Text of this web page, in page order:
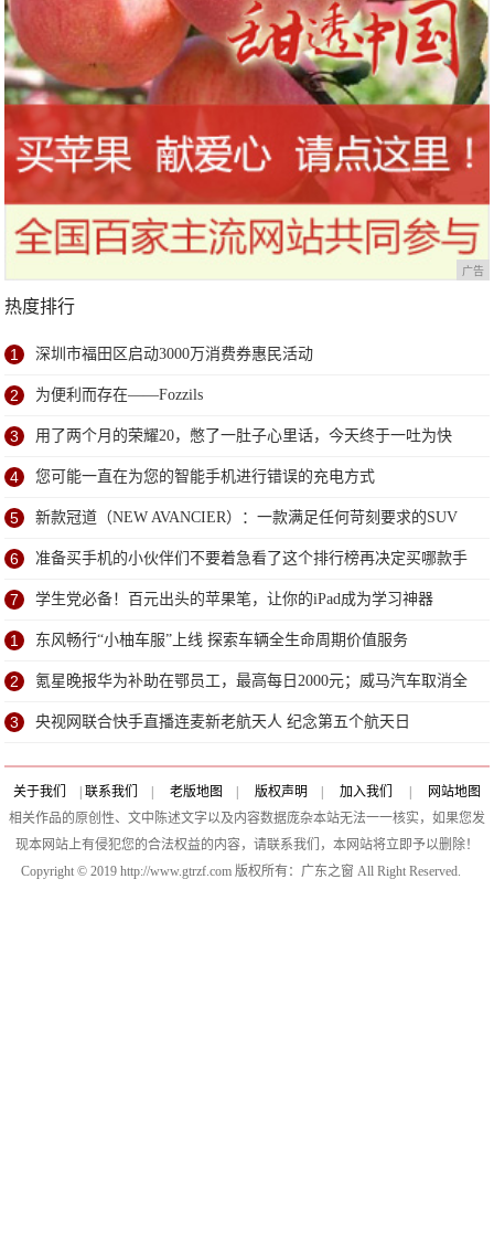
广告
热度排行
1 深圳市福田区启动3000万消费券惠民活动
2 为便利而存在——Fozzils
3 用了两个月的荣耀20，憋了一肚子心里话，今天终于一吐为快
4 您可能一直在为您的智能手机进行错误的充电方式
5 新款冠道（NEW AVANCIER）：一款满足任何苛刻要求的SUV
6 准备买手机的小伙伴们不要着急看了这个排行榜再决定买哪款手
机吧
7 学生党必备！百元出头的苹果笔，让你的iPad成为学习神器
1 东风畅行“小柚车服”上线 探索车辆全生命周期价值服务
2 氪星晚报华为补助在鄂员工，最高每日2000元；威马汽车取消全
员年终奖；美团股价创近两个月最大涨幅
3 央视网联合快手直播连麦新老航天人 纪念第五个航天日
关于我们 联系我们 老版地图 版权声明 加入我们
网站地图
相关作品的原创性、文中陈述文字以及内容数据庞杂本站无法一一核实，如果您发
现本网站上有侵犯您的合法权益的内容，请联系我们，本网站将立即予以删除！
Copyright © 2019 http://www.gtrzf.com 版权所有：广东之窗 All Right Reserved.